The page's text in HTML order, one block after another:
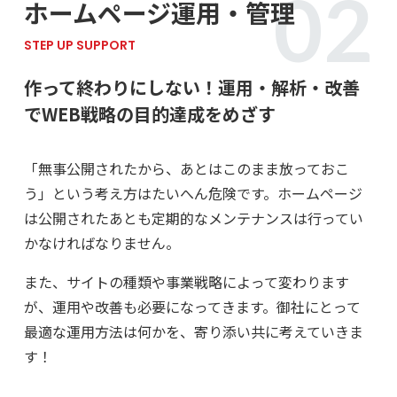
ホームページ運用・管理
STEP UP SUPPORT
作って終わりにしない！ 運用・解析・改善
でWEB戦略の目的達成をめざす
「無事公開されたから、あとはこのまま放っておこ
う」という考え⽅はたいへん危険です。ホームページ
は公開されたあとも定期的なメンテナンスは⾏ってい
かなければなりません。
また、サイトの種類や事業戦略によって変わります
が、運⽤や改善も必要になってきます。御社にとって
最適な運⽤方法は何かを、寄り添い共に考えていきま
す！